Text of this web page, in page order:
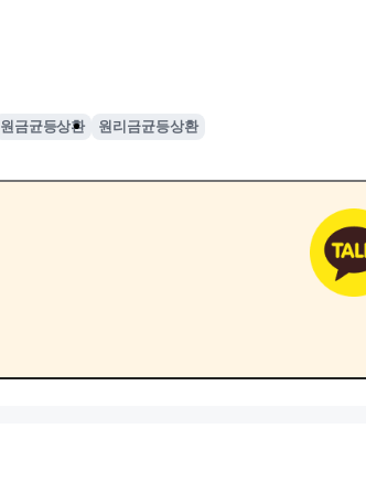
원금균등상환 원리금균등상환